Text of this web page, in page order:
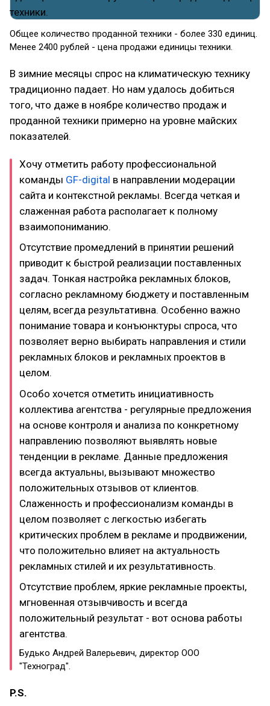
Общее количество проданной техники - более 330 единиц.
Менее 2400 рублей - цена продажи единицы техники.
В зимние месяцы спрос на климатическую технику
традиционно падает. Но нам удалось добиться
того, что даже в ноябре количество продаж и
проданной техники примерно на уровне майских
показателей.
Хочу отметить работу профессиональной
команды GF-digital в направлении модерации
сайта и контекстной рекламы. Всегда четкая и
слаженная работа располагает к полному
взаимопониманию.
Отсутствие промедлений в принятии решений
приводит к быстрой реализации поставленных
задач. Тонкая настройка рекламных блоков,
согласно рекламному бюджету и поставленным
целям, всегда результативна. Особенно важно
понимание товара и конъюнктуры спроса, что
позволяет верно выбирать направления и стили
рекламных блоков и рекламных проектов в
целом.
Особо хочется отметить инициативность
коллектива агентства - регулярные предложения
на основе контроля и анализа по конкретному
направлению позволяют выявлять новые
тенденции в рекламе. Данные предложения
всегда актуальны, вызывают множество
положительных отзывов от клиентов.
Слаженность и профессионализм команды в
целом позволяет с легкостью избегать
критических проблем в рекламе и продвижении,
что положительно влияет на актуальность
рекламных стилей и их результативность.
Отсутствие проблем, яркие рекламные проекты,
мгновенная отзывчивость и всегда
положительный результат - вот основа работы
агентства.
Будько Андрей Валерьевич, директор ООО
"Техноград".
P.S.